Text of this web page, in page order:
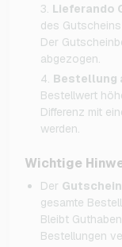
Lieferando
des
Der
abgezogen.
Bestellung
Bestellwert
Differenz mit
werden.
Wichtige
Der
gesamte
Bleibt
Bestellungen